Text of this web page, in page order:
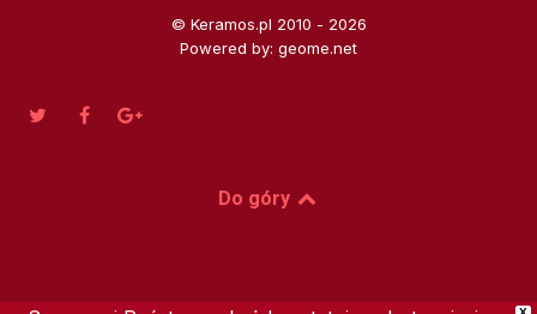
© Keramos.pl 2010 - 2026
Powered by: geome.net
Do góry